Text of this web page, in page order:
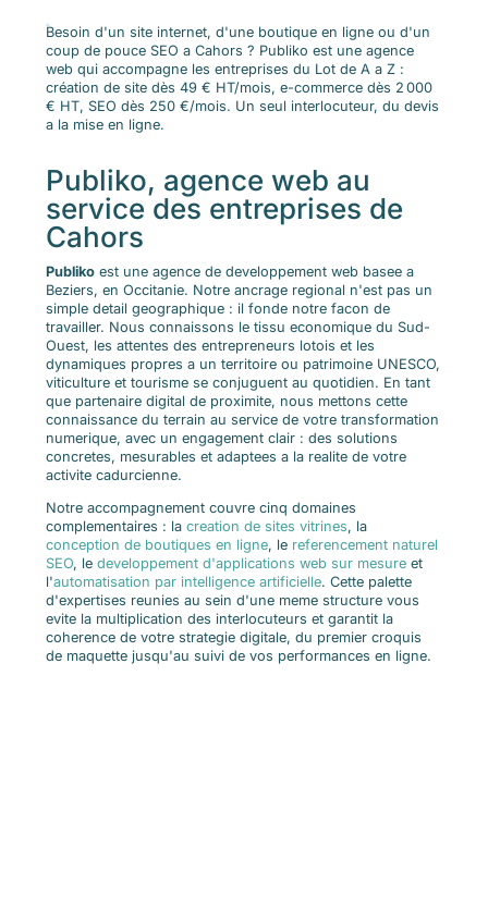
Besoin d'un site internet, d'une boutique en ligne ou d'un
coup de pouce SEO a Cahors ? Publiko est une agence
web qui accompagne les entreprises du Lot de A a Z :
création de site dès 49 € HT/mois, e-commerce dès 2 000
€ HT, SEO dès 250 €/mois. Un seul interlocuteur, du devis
a la mise en ligne.
Publiko, agence web au
service des entreprises de
Cahors
Publiko est une agence de developpement web basee a
Beziers, en Occitanie. Notre ancrage regional n'est pas un
simple detail geographique : il fonde notre facon de
travailler. Nous connaissons le tissu economique du Sud-
Ouest, les attentes des entrepreneurs lotois et les
dynamiques propres a un territoire ou patrimoine UNESCO,
viticulture et tourisme se conjuguent au quotidien. En tant
que partenaire digital de proximite, nous mettons cette
connaissance du terrain au service de votre transformation
numerique, avec un engagement clair : des solutions
concretes, mesurables et adaptees a la realite de votre
activite cadurcienne.
Notre accompagnement couvre cinq domaines
complementaires : lacreation de sites vitrines, la
conception de boutiques en ligne, le referencement naturel
SEO, ledeveloppement d'applications web sur mesure et
l'automatisation par intelligence artificielle. Cette palette
d'expertises reunies au sein d'une meme structure vous
evite la multiplication des interlocuteurs et garantit la
coherence de votre strategie digitale, du premier croquis
de maquette jusqu'au suivi de vos performances en ligne.